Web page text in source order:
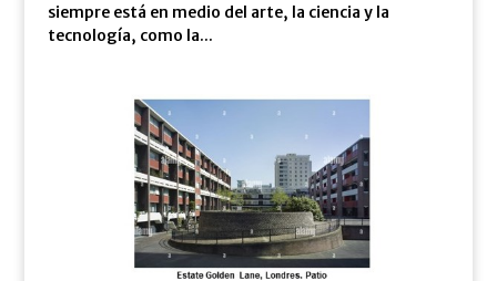
siempre está en medio del arte, la ciencia y la
tecnología, como la...